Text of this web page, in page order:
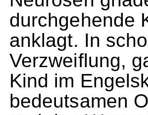
durchgehende
anklagt. In
Verzweiflung,
Kind im
bedeutsamen